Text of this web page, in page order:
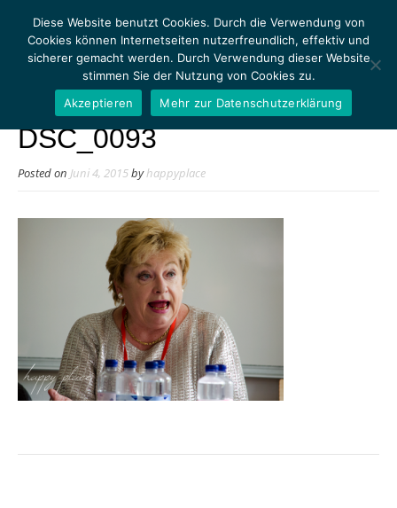
MENU
DSC_0093
Posted on Juni 4, 2015byhappyplace
Diese Website benutzt Cookies. Durch die Verwendung von
Cookies können Internetseiten nutzerfreundlich, effektiv und
sicherer gemacht werden. Durch Verwendung dieser Website
stimmen Sie der Nutzung von Cookies zu.
Akzeptieren
Mehr zur Datenschutzerklärung